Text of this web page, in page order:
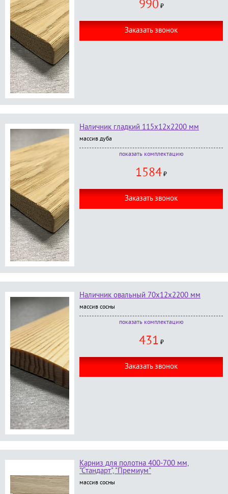
990 ₽
Заказать звонок
Наличник гладкий 115х12х2200 мм
массив дуба
В комплект входит:комплектацию
1584 ₽
Заказать звонок
Наличник овальный 70х12х2200 мм
массив сосны
В комплект входит:комплектацию
431 ₽
Заказать звонок
Карниз для полотна 400-700 мм,
"Стандарт", "Премиум"
массив сосны